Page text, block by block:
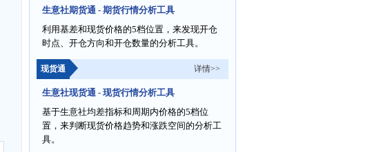
生意社期货通 - 期货行情分析工具
利用基差和现货价格的5档位置，来发现开仓
时点、开仓方向和开仓数量的分析工具。
现货通 详情>>
生意社现货通 - 现货行情分析工具
基于生意社均差指标和周期内价格的5档位
置，来判断现货价格趋势和涨跌空间的分析工
具。